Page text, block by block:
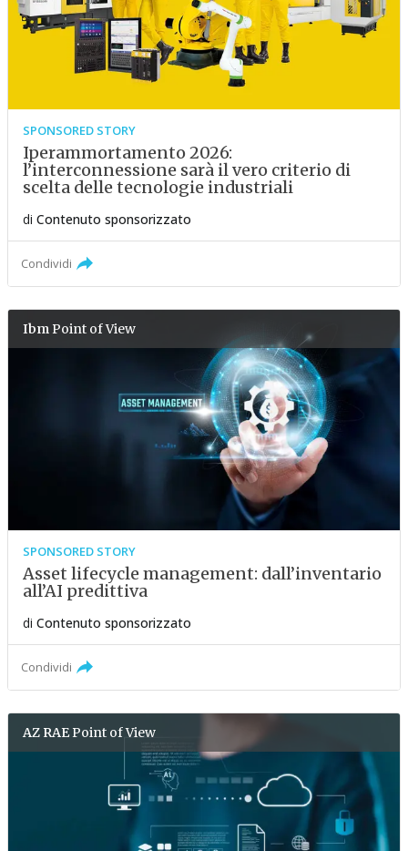
SPONSORED STORY
Iperammortamento 2026:
l’interconnessione sarà il vero criterio di
scelta delle tecnologie industriali
di Contenuto sponsorizzato
Condividi
IbmPoint of View
SPONSORED STORY
Asset lifecycle management: dall’inventario
all’AI predittiva
di Contenuto sponsorizzato
Condividi
AZ RAEPoint of View